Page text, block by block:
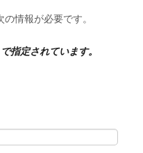
情報が必要です。
指定されています。